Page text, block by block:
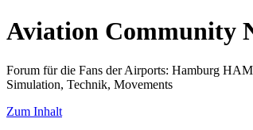
Aviation Community
Forum für die Fans der Airports: Hamburg
Simulation, Technik, Movements
Zum Inhalt